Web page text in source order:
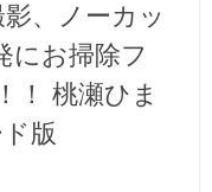
、ノーカッ
にお掃除フ
！ 桃瀬ひま
版